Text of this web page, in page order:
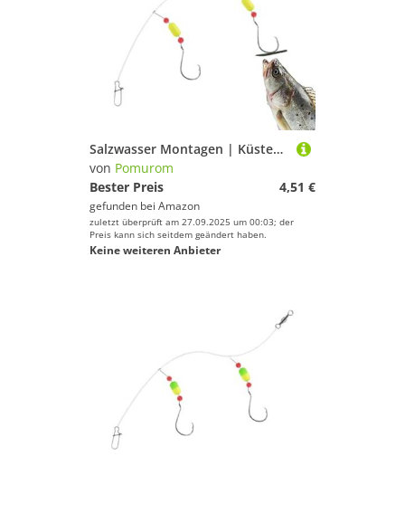
Salzwasser Montagen | Küstenfischerei Ausrüstung | Komplettset Mit Haken Für Schnapper Forellenbarsch Plattfisch Wels Barsch Süßwasser Salzwasser
von Pomurom
Bester Preis
4,51 €
gefunden bei Amazon
zuletzt überprüft am 27.09.2025 um 00:03; der
Preis kann sich seitdem geändert haben.
Keine weiteren Anbieter